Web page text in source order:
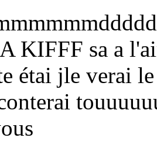
KIFFF sa a
étai jle verai